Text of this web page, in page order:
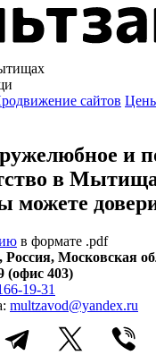
сайтов
и
в
можете
в формате .pdf
, Россия, Московская
(офис 403)
19-31
multzavod@yandex.ru